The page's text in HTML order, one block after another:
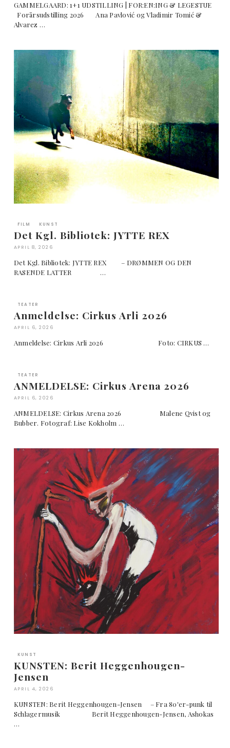
GAMMELGAARD: 1+1 UDSTILLING | FOR:EN:ING & LEGESTUE
Forårsudstilling 2026 Ana Pavlović og Vladimir Tomić &
Alvarez …
FILM KUNST
Det Kgl. Bibliotek: JYTTE REX
APRIL 8, 2026
Det Kgl. Bibliotek: JYTTE REX – DRØMMEN OG DEN
RASENDE LATTER …
TEATER
Anmeldelse: Cirkus Arli 2026
APRIL 6, 2026
Anmeldelse: Cirkus Arli 2026 Foto: CIRKUS …
TEATER
ANMELDELSE: Cirkus Arena 2026
APRIL 6, 2026
ANMELDELSE: Cirkus Arena 2026 Malene Qvist og
Bubber. Fotograf: Lise Kokholm …
KUNST
KUNSTEN: Berit Heggenhougen-
Jensen
APRIL 4, 2026
KUNSTEN: Berit Heggenhougen-Jensen – Fra 80'er-punk til
Schlagermusik Berit Heggenhougen-Jensen, Ashokas
…